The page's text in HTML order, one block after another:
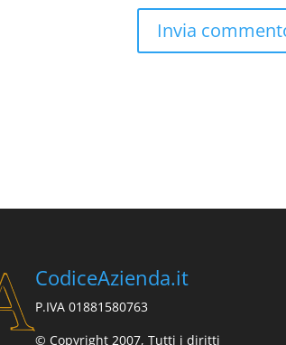
CodiceAzienda.it
P.IVA 01881580763
© Copyright 2007, Tutti i diritti